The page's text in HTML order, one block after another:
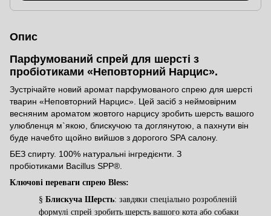
Опис
Парфумований спрей для шерсті з
пробіотиками «Неповторний Нарцис».
Зустрічайте новий аромат парфумованого спрею для шерсті
тварин «Неповторний Нарцис». Цей засіб з неймовірним
весняним ароматом жовтого нарцису зробить шерсть вашого
улюбленця м`якою, блискучою та доглянутою, а пахнути він
буде начебто щойно вийшов з дорогого SPA салону.
БЕЗ спирту. 100% натуральні інгредієнти. З
пробіотиками Bacillus SPP®.
Ключові переваги спрею Bless:
§ Блискуча Шерсть: завдяки спеціально розробленій
формулі спрей зробить шерсть вашого кота або собаки